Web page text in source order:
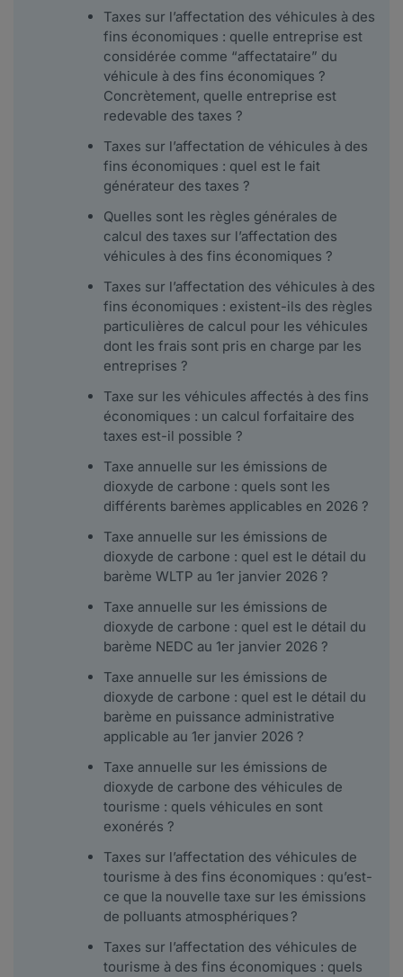
Taxes sur l’affectation des véhicules à des
fins économiques : quelle entreprise est
considérée comme “affectataire” du
véhicule à des fins économiques ?
Concrètement, quelle entreprise est
redevable des taxes ?
Taxes sur l’affectation de véhicules à des
fins économiques : quel est le fait
générateur des taxes ?
Quelles sont les règles générales de
calcul des taxes sur l’affectation des
véhicules à des fins économiques ?
Taxes sur l’affectation des véhicules à des
fins économiques : existent-ils des règles
particulières de calcul pour les véhicules
dont les frais sont pris en charge par les
entreprises ?
Taxe sur les véhicules affectés à des fins
économiques : un calcul forfaitaire des
taxes est-il possible ?
Taxe annuelle sur les émissions de
dioxyde de carbone : quels sont les
différents barèmes applicables en 2026 ?
Taxe annuelle sur les émissions de
dioxyde de carbone : quel est le détail du
barème WLTP au 1er janvier 2026 ?
Taxe annuelle sur les émissions de
dioxyde de carbone : quel est le détail du
barème NEDC au 1er janvier 2026 ?
Taxe annuelle sur les émissions de
dioxyde de carbone : quel est le détail du
barème en puissance administrative
applicable au 1er janvier 2026 ?
Taxe annuelle sur les émissions de
dioxyde de carbone des véhicules de
tourisme : quels véhicules en sont
exonérés ?
Taxes sur l’affectation des véhicules de
tourisme à des fins économiques : qu’est-
ce que la nouvelle taxe sur les émissions
de polluants atmosphériques ?
Taxes sur l’affectation des véhicules de
tourisme à des fins économiques : quels